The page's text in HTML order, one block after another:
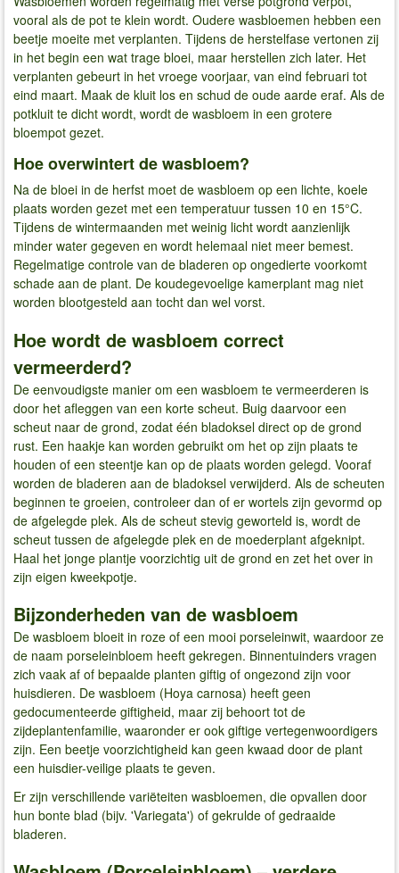
vooral als de pot te klein wordt. Oudere wasbloemen hebben een
beetje moeite met verplanten. Tijdens de herstelfase vertonen zij
in het begin een wat trage bloei, maar herstellen zich later. Het
verplanten gebeurt in het vroege voorjaar, van eind februari tot
eind maart. Maak de kluit los en schud de oude aarde eraf. Als de
potkluit te dicht wordt, wordt de wasbloem in een grotere
bloempot gezet.
Hoe overwintert de wasbloem?
Na de bloei in de herfst moet de wasbloem op een lichte, koele
plaats worden gezet met een temperatuur tussen 10 en 15°C.
Tijdens de wintermaanden met weinig licht wordt aanzienlijk
minder water gegeven en wordt helemaal niet meer bemest.
Regelmatige controle van de bladeren op ongedierte voorkomt
schade aan de plant. De koudegevoelige kamerplant mag niet
worden blootgesteld aan tocht dan wel vorst.
Hoe wordt de wasbloem correct
vermeerderd?
De eenvoudigste manier om een wasbloem te vermeerderen is
door het afleggen van een korte scheut. Buig daarvoor een
scheut naar de grond, zodat één bladoksel direct op de grond
rust. Een haakje kan worden gebruikt om het op zijn plaats te
houden of een steentje kan op de plaats worden gelegd. Vooraf
worden de bladeren aan de bladoksel verwijderd. Als de scheuten
beginnen te groeien, controleer dan of er wortels zijn gevormd op
de afgelegde plek. Als de scheut stevig geworteld is, wordt de
scheut tussen de afgelegde plek en de moederplant afgeknipt.
Haal het jonge plantje voorzichtig uit de grond en zet het over in
zijn eigen kweekpotje.
Bijzonderheden van de wasbloem
De wasbloem bloeit in roze of een mooi porseleinwit, waardoor ze
de naam porseleinbloem heeft gekregen. Binnentuinders vragen
zich vaak af of bepaalde planten giftig of ongezond zijn voor
huisdieren. De wasbloem (Hoya carnosa) heeft geen
gedocumenteerde giftigheid, maar zij behoort tot de
zijdeplantenfamilie, waaronder er ook giftige vertegenwoordigers
zijn. Een beetje voorzichtigheid kan geen kwaad door de plant
een huisdier-veilige plaats te geven.
Er zijn verschillende variëteiten wasbloemen, die opvallen door
hun bonte blad (bijv. 'Variegata') of gekrulde of gedraaide
bladeren.